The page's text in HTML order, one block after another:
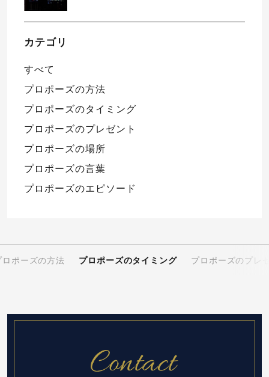
カテゴリ
すべて
プロポーズの方法
プロポーズのタイミング
プロポーズのプレゼント
プロポーズの場所
プロポーズの言葉
プロポーズのエピソード
ロポーズの方法 プロポーズのタイミング プロポーズのプレ